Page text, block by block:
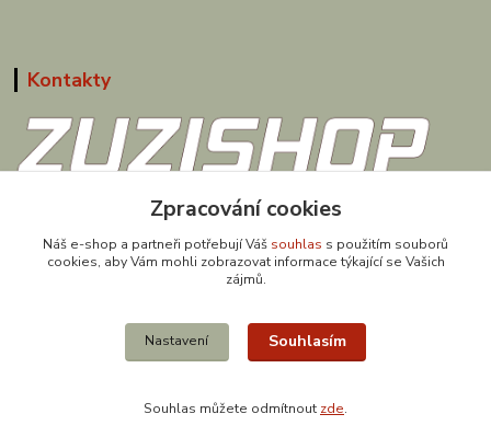
Kontakty
obchod@zuzishop.cz
Zpracování cookies
Náš e-shop a partneři potřebují Váš souhlas s použitím souborů
cookies, aby Vám mohli zobrazovat informace týkající se Vašich
zájmů.
Nastavení Souhlasím
Souhlas můžete odmítnout zde.